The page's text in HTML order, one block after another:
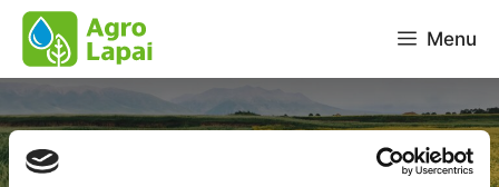
Pereiti
prie
turinio
Menu
Naujienos